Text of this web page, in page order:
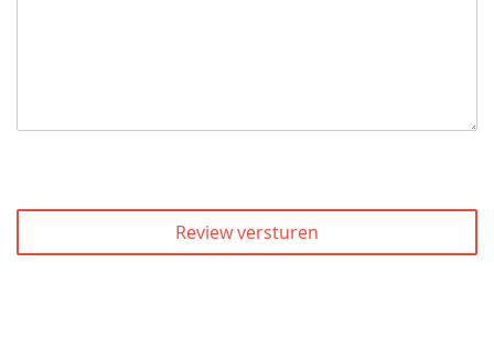
Review versturen